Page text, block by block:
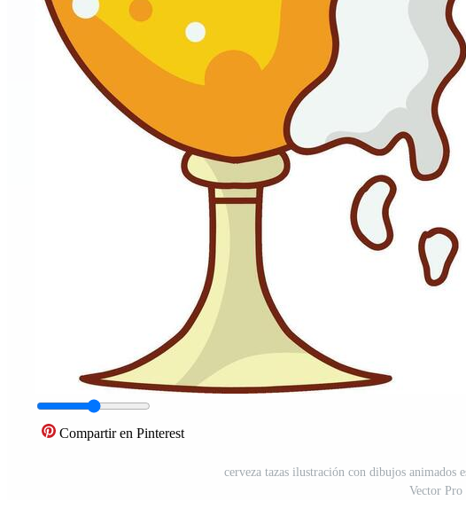
Compartir en Pinterest
cerveza tazas ilustración con dibujos animados
Vector Pro